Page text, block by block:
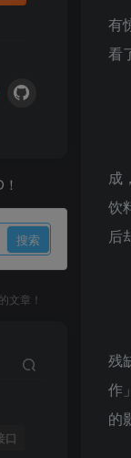
有
看
成
饮
后
残
作
的
文章！
口